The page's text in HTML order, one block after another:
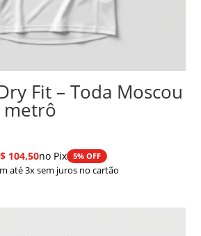
Fit – Toda Moscou
104,50no Pix 5% OFF
até 3x sem juros no cartão